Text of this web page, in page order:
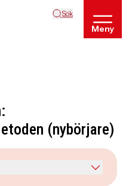
Sök
Meny
(nybörjare)